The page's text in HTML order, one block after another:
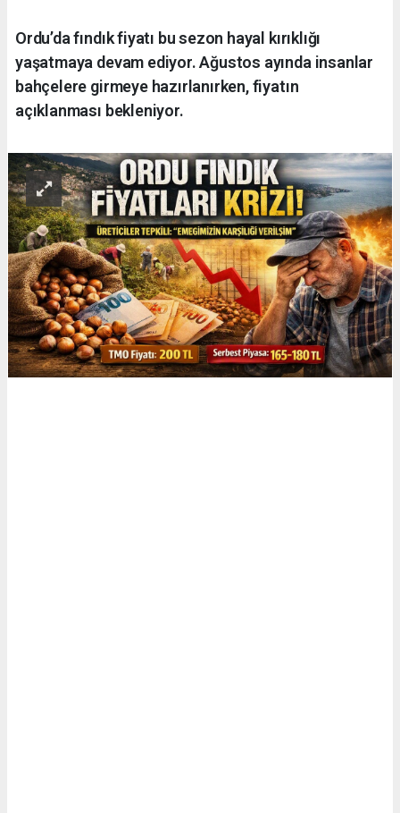
Ordu’da fındık fiyatı bu sezon hayal kırıklığı
yaşatmaya devam ediyor. Ağustos ayında insanlar
bahçelere girmeye hazırlanırken, fiyatın
açıklanması bekleniyor.